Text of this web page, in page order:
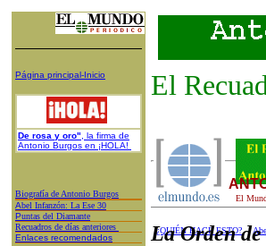
Página principal-Inicio
De rosa y oro" , la firma de
Antonio Burgos en ¡HOLA!
Biografía de Antonio Burgos
Abel Infanzón: La Ese 30
Puntas del Diamante
Recuadros de días anteriores
Enlaces recomendados
El
El
¿QUIÉN HACE ESTO?
La Orden